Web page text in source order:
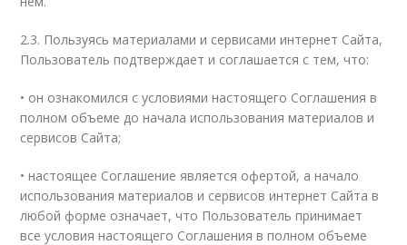
2.3. Пользуясь материалами и сервисами интернет Сайта,
Пользователь подтверждает и соглашается с тем, что:
• он ознакомился с условиями настоящего Соглашения в
полном объеме до начала использования материалов и
сервисов Сайта;
• настоящее Соглашение является офертой, а начало
использования материалов и сервисов интернет Сайта в
любой форме означает, что Пользователь принимает
все условия настоящего Соглашения в полном объеме